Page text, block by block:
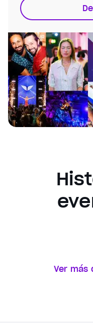
Reset
End of dialog window.
Ver más